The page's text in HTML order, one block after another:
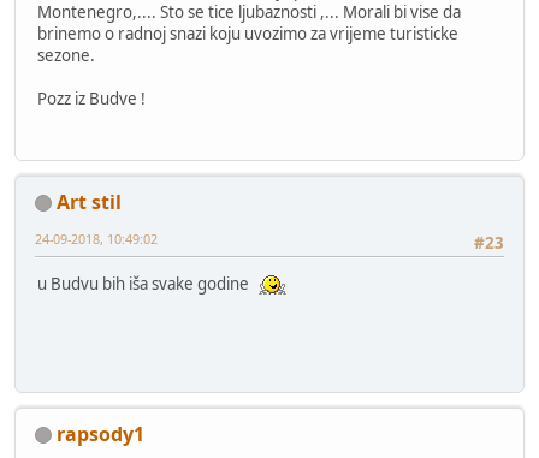
Montenegro,.... Sto se tice ljubaznosti ,... Morali bi vise da
brinemo o radnoj snazi koju uvozimo za vrijeme turisticke
sezone.
Pozz iz Budve !
Art stil
#23
24-09-2018, 10:49:02
u Budvu bih iša svake godine
rapsody1